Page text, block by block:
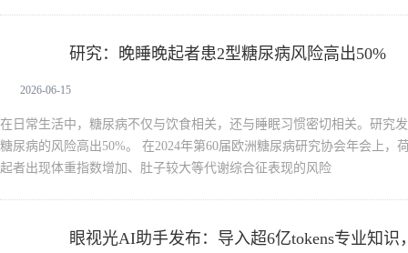
研究：晚睡晚起者患2型糖尿病风险高出50%
2026-06-15
在日常生活中，糖尿病不仅与饮食相关，还与睡眠习惯密切相关。研究
糖尿病的风险高出50%。 在2024年第60届欧洲糖尿病研究协会年会上，
起者出现体重指数增加、肚子较大等代谢综合征表现的风险
眼视光AI助手发布：导入超6亿tokens专业知识